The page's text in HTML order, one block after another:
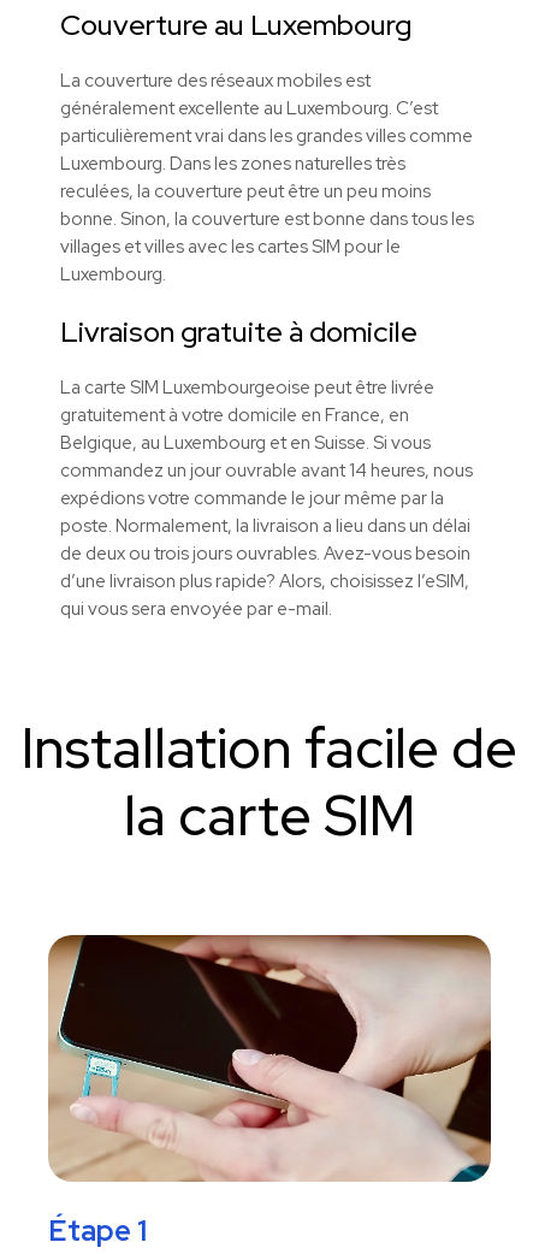
Couverture au Luxembourg
La couverture des réseaux mobiles est
généralement excellente au Luxembourg. C’est
particulièrement vrai dans les grandes villes comme
Luxembourg. Dans les zones naturelles très
reculées, la couverture peut être un peu moins
bonne. Sinon, la couverture est bonne dans tous les
villages et villes avec les cartes SIM pour le
Luxembourg.
Livraison gratuite à domicile
La carte SIM Luxembourgeoise peut être livrée
gratuitement à votre domicile en France, en
Belgique, au Luxembourg et en Suisse. Si vous
commandez un jour ouvrable avant 14 heures, nous
expédions votre commande le jour même par la
poste. Normalement, la livraison a lieu dans un délai
de deux ou trois jours ouvrables. Avez-vous besoin
d’une livraison plus rapide? Alors, choisissez l’eSIM,
qui vous sera envoyée par e-mail.
Installation facile de
la carte SIM
Étape 1